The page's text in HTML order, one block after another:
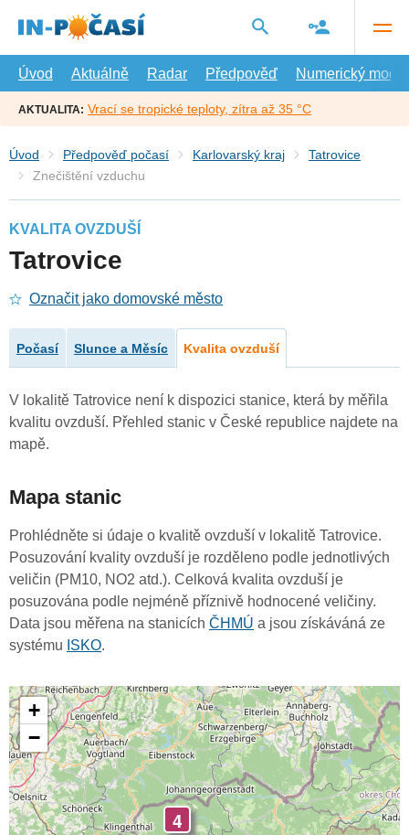
hlavní
Úvod
Aktuálně Radar Předpověď Numerický model
AKTUALITA: Vrací se tropické teploty, zítra až 35 °C
Úvod Předpověď počasí Karlovarský kraj
Tatrovice
Znečištění vzduchu
KVALITA OVZDUŠÍ
Tatrovice
Označit jako domovské město
Počasí Slunce a Měsíc Kvalita ovzduší
V lokalitě Tatrovice není k dispozici stanice, která by měřila
kvalitu ovzduší. Přehled stanic v České republice najdete na
mapě.
Mapa stanic
Prohlédněte si údaje o kvalitě ovzduší v lokalitě Tatrovice.
Posuzování kvality ovzduší je rozděleno podle jednotlivých
veličin (PM10, NO2 atd.). Celková kvalita ovzduší je
posuzována podle nejméně příznivě hodnocené veličiny.
Data jsou měřena na stanicích ČHMÚ a jsou získáváná ze
systému ISKO.
4
+
−